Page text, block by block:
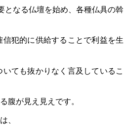
なる仏壇を始め、各種仏具の斡
犯的に供給することで利益を生
ても抜かりなく言及しているこ
腹が見え見えです。
は、